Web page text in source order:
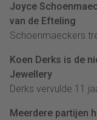
Joyce
van de Efteling
Schoenmaeckers
Koen Derks is de
Jewellery
Derks vervulde 11
Meerdere partijen